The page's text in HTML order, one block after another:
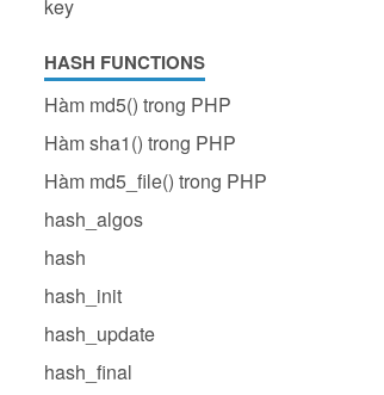
key
HASH FUNCTIONS
Hàm md5() trong PHP
Hàm sha1() trong PHP
Hàm md5_file() trong PHP
hash_algos
hash
hash_init
hash_update
hash_final